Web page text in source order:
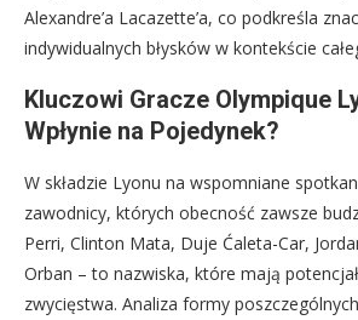
Alexandre’a Lacazette’a, co podkreśla
indywidualnych błysków w kontekście
Kluczowi Gracze Olympique
Wpłynie na Pojedynek?
W składzie Lyonu na wspomniane
zawodnicy, których obecność zawsze
Perri, Clinton Mata, Duje Ćaleta-Car,
Orban – to nazwiska, które mają
zwycięstwa. Analiza formy